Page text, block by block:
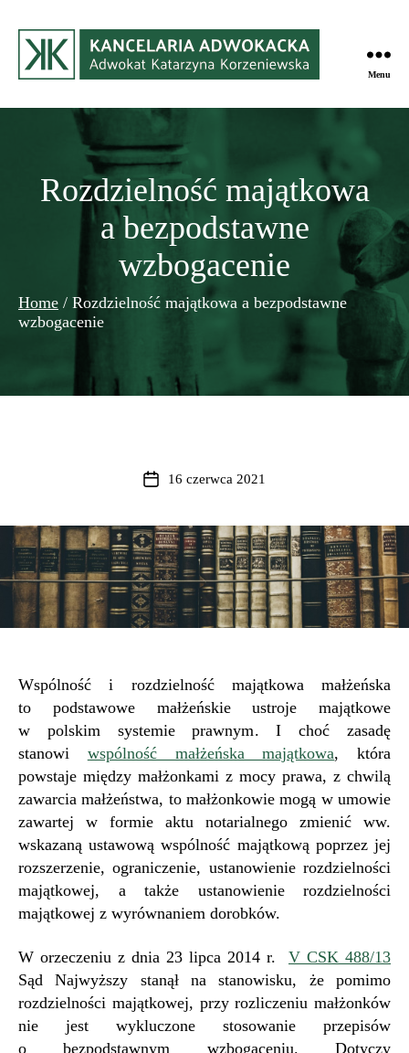
Adwokacka
Menu
Rozdzielność majątkowa
a bezpodstawne
wzbogacenie
Home / Rozdzielność majątkowa a bezpodstawne
wzbogacenie
Data16 czerwca 2021
Wspólność i rozdzielność majątkowa małżeńska
to podstawowe małżeńskie ustroje majątkowe
w polskim systemie prawnym. I choć zasadę
stanowi wspólność małżeńska majątkowa, która
powstaje między małżonkami z mocy prawa, z chwilą
zawarcia małżeństwa, to małżonkowie mogą w umowie
zawartej w formie aktu notarialnego zmienić ww.
wskazaną ustawową wspólność majątkową poprzez jej
rozszerzenie, ograniczenie, ustanowienie rozdzielności
majątkowej, a także ustanowienie rozdzielności
majątkowej z wyrównaniem dorobków.
W orzeczeniu z dnia 23 lipca 2014 r. V CSK 488/13
Sąd Najwyższy stanął na stanowisku, że pomimo
rozdzielności majątkowej, przy rozliczeniu małżonków
nie jest wykluczone stosowanie przepisów
o bezpodstawnym wzbogaceniu. Dotyczy